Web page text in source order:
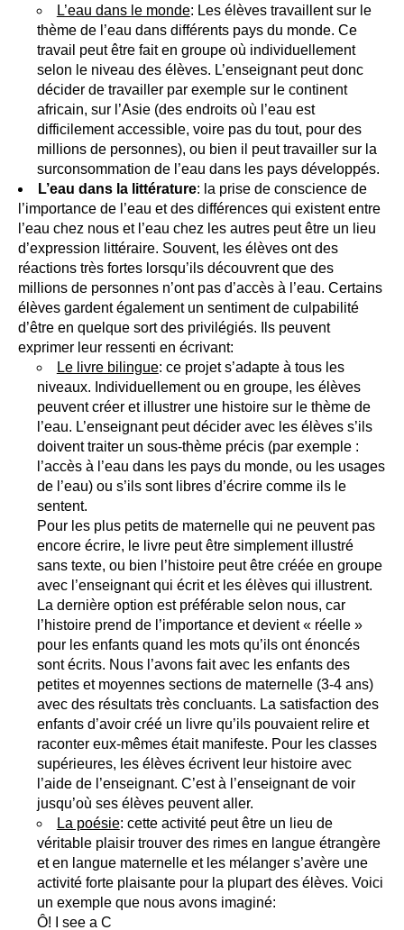
L’eau dans le monde: Les élèves travaillent sur le
thème de l’eau dans différents pays du monde. Ce
travail peut être fait en groupe où individuellement
selon le niveau des élèves. L’enseignant peut donc
décider de travailler par exemple sur le continent
africain, sur l’Asie (des endroits où l’eau est
difficilement accessible, voire pas du tout, pour des
millions de personnes), ou bien il peut travailler sur la
surconsommation de l’eau dans les pays développés.
L’eau dans la littérature: la prise de conscience de
l’importance de l’eau et des différences qui existent entre
l’eau chez nous et l’eau chez les autres peut être un lieu
d’expression littéraire. Souvent, les élèves ont des
réactions très fortes lorsqu’ils découvrent que des
millions de personnes n’ont pas d’accès à l’eau. Certains
élèves gardent également un sentiment de culpabilité
d’être en quelque sort des privilégiés. Ils peuvent
exprimer leur ressenti en écrivant:
Le livre bilingue: ce projet s’adapte à tous les
niveaux. Individuellement ou en groupe, les élèves
peuvent créer et illustrer une histoire sur le thème de
l’eau. L’enseignant peut décider avec les élèves s’ils
doivent traiter un sous-thème précis (par exemple :
l’accès à l’eau dans les pays du monde, ou les usages
de l’eau) ou s’ils sont libres d’écrire comme ils le
sentent.
Pour les plus petits de maternelle qui ne peuvent pas
encore écrire, le livre peut être simplement illustré
sans texte, ou bien l’histoire peut être créée en groupe
avec l’enseignant qui écrit et les élèves qui illustrent.
La dernière option est préférable selon nous, car
l’histoire prend de l’importance et devient « réelle »
pour les enfants quand les mots qu’ils ont énoncés
sont écrits. Nous l’avons fait avec les enfants des
petites et moyennes sections de maternelle (3-4 ans)
avec des résultats très concluants. La satisfaction des
enfants d’avoir créé un livre qu’ils pouvaient relire et
raconter eux-mêmes était manifeste. Pour les classes
supérieures, les élèves écrivent leur histoire avec
l’aide de l’enseignant. C’est à l’enseignant de voir
jusqu’où ses élèves peuvent aller.
La poésie: cette activité peut être un lieu de
véritable plaisir trouver des rimes en langue étrangère
et en langue maternelle et les mélanger s’avère une
activité forte plaisante pour la plupart des élèves. Voici
un exemple que nous avons imaginé:
Ô! I see a C